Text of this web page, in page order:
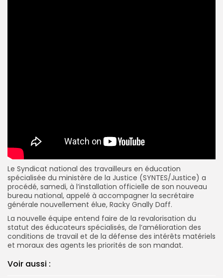
Le Syndicat national des travailleurs en éducation
spécialisée du ministère de la Justice (SYNTES/Justice) a
procédé, samedi, à l’installation officielle de son nouveau
bureau national, appelé à accompagner la secrétaire
générale nouvellement élue, Racky Gnally Daff.
La nouvelle équipe entend faire de la revalorisation du
statut des éducateurs spécialisés, de l’amélioration des
conditions de travail et de la défense des intérêts matériels
et moraux des agents les priorités de son mandat.
Voir aussi :